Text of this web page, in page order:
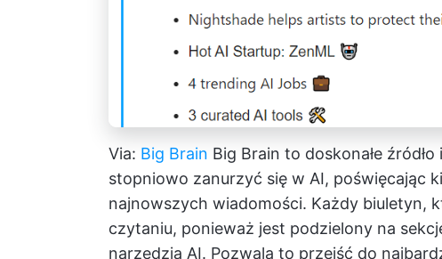
Via: Big Brain Big Brain to doskonałe
stopniowo zanurzyć się w AI, poświęcając
najnowszych wiadomości. Każdy biuletyn,
czytaniu, ponieważ jest podzielony na
narzędzia AI. Pozwala to przejść do